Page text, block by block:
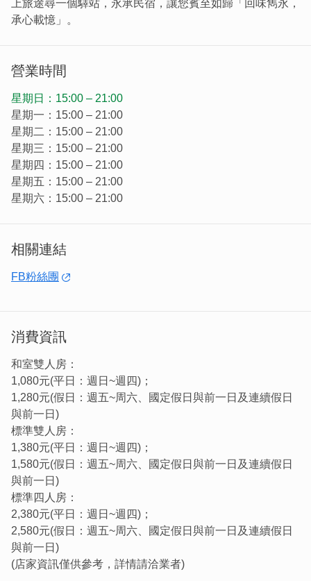
上旅途尋一個驛站，永承民宿，讓您賓至如歸「回味雋永，
承心載憶」。
營業時間
星期日：15:00 – 21:00
星期一：15:00 – 21:00
星期二：15:00 – 21:00
星期三：15:00 – 21:00
星期四：15:00 – 21:00
星期五：15:00 – 21:00
星期六：15:00 – 21:00
相關連結
FB粉絲團
消費資訊
和室雙人房：
1,080元(平日：週日~週四)；
1,280元(假日：週五~周六、國定假日與前一日及連續假日
與前一日)
標準雙人房：
1,380元(平日：週日~週四)；
1,580元(假日：週五~周六、國定假日與前一日及連續假日
與前一日)
標準四人房：
2,380元(平日：週日~週四)；
2,580元(假日：週五~周六、國定假日與前一日及連續假日
與前一日)
(店家資訊僅供參考，詳情請洽業者)